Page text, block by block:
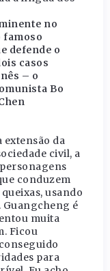
no
famoso
defende o
casos
– o
Bo
extensão da
civil, a
conduzem
usando
é
muita
Ficou
para